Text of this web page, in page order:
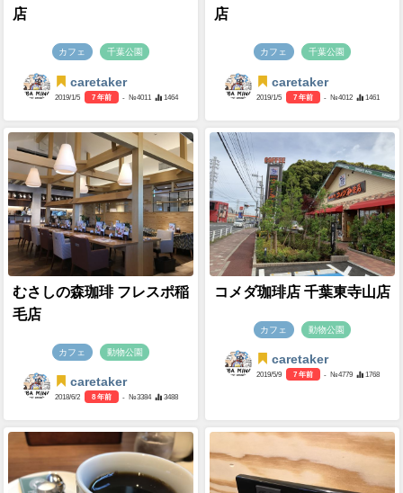
店
カフェ 千葉公園
caretaker
2019/1/5 7 年前 - №4011 1464
店
カフェ 千葉公園
caretaker
2019/1/5 7 年前 - №4012 1461
むさしの森珈琲 フレスポ稲
毛店
カフェ 動物公園
caretaker
2018/6/2 8 年前 - №3384 3488
コメダ珈琲店 千葉東寺山店
カフェ 動物公園
caretaker
2019/5/9 7 年前 - №4779 1768